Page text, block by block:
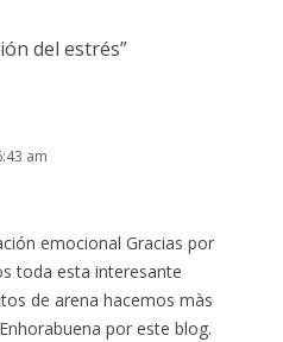
del estrés”
am
emocional Gracias por
toda esta interesante
de arena hacemos màs
por este blog.